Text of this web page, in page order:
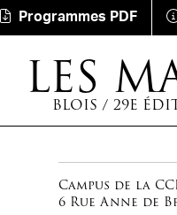
Programmes PDF
LES
BLOIS / 29E
Campus de la
6 Rue Anne de